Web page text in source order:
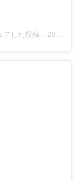
アした投稿 – 2018年10月月19日午後2時50分PDT